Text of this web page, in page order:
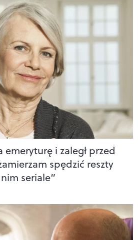
emeryturę i zaległ przed
spędzić reszty
seriale”